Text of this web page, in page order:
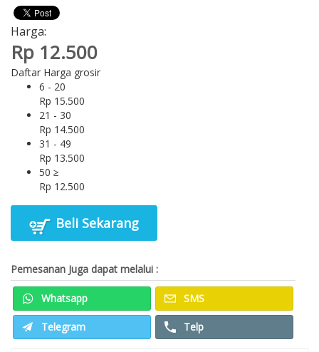
Harga:
Rp 12.500
Daftar Harga grosir
6 - 20
Rp 15.500
21 - 30
Rp 14.500
31 - 49
Rp 13.500
50 ≥
Rp 12.500
Beli Sekarang
Pemesanan Juga dapat melalui :
Whatsapp SMS
Telegram Telp